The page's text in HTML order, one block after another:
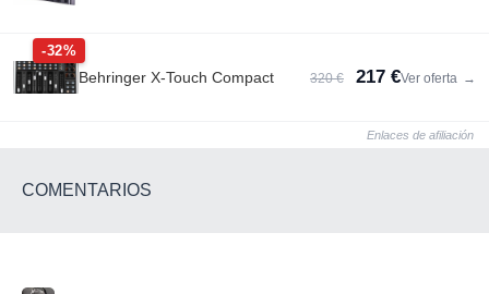
-32%
Behringer X-Touch Compact 320 € 217 €Ver oferta →
Enlaces de afiliación
COMENTARIOS